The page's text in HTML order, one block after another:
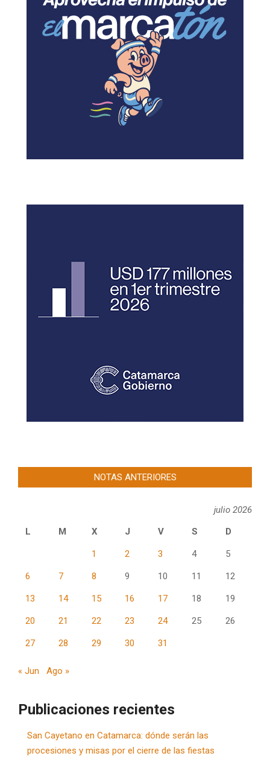
NOTAS ANTERIORES
julio 2026
L
M X J V S D
1 2 3 4 5
6 7 8 9 10 11 12
13 14 15 16 17 18 19
20 21 22 23 24 25 26
27 28 29 30 31
« Jun Ago »
Publicaciones recientes
San Cayetano en Catamarca: dónde serán las
procesiones y misas por el cierre de las fiestas